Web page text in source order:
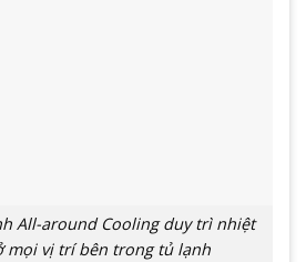
All-around Cooling duy trì nhiệt
mọi vị trí bên trong tủ lạnh